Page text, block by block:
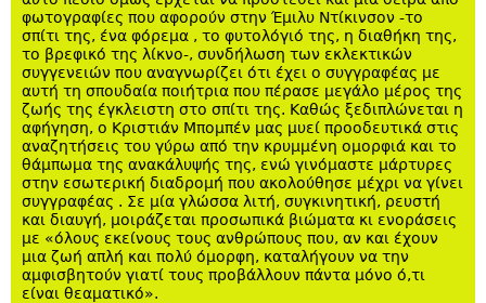
φωτογραφίες που αφορούν στην Έμιλυ Ντίκινσον -το
σπίτι της, ένα φόρεμα , το φυτολόγιό της, η διαθήκη της,
το βρεφικό της λίκνο-, συνδήλωση των εκλεκτικών
συγγενειών που αναγνωρίζει ότι έχει ο συγγραφέας με
αυτή τη σπουδαία ποιήτρια που πέρασε μεγάλο μέρος της
ζωής της έγκλειστη στο σπίτι της. Καθώς ξεδιπλώνεται η
αφήγηση, ο Κριστιάν Μπομπέν μας μυεί προοδευτικά στις
αναζητήσεις του γύρω από την κρυμμένη ομορφιά και το
θάμπωμα της ανακάλυψής της, ενώ γινόμαστε μάρτυρες
στην εσωτερική διαδρομή που ακολούθησε μέχρι να γίνει
συγγραφέας . Σε μία γλώσσα λιτή, συγκινητική, ρευστή
και διαυγή, μοιράζεται προσωπικά βιώματα κι ενοράσεις
με «όλους εκείνους τους ανθρώπους που, αν και έχουν
μια ζωή απλή και πολύ όμορφη, καταλήγουν να την
αμφισβητούν γιατί τους προβάλλουν πάντα μόνο ό,τι
είναι θεαματικό».